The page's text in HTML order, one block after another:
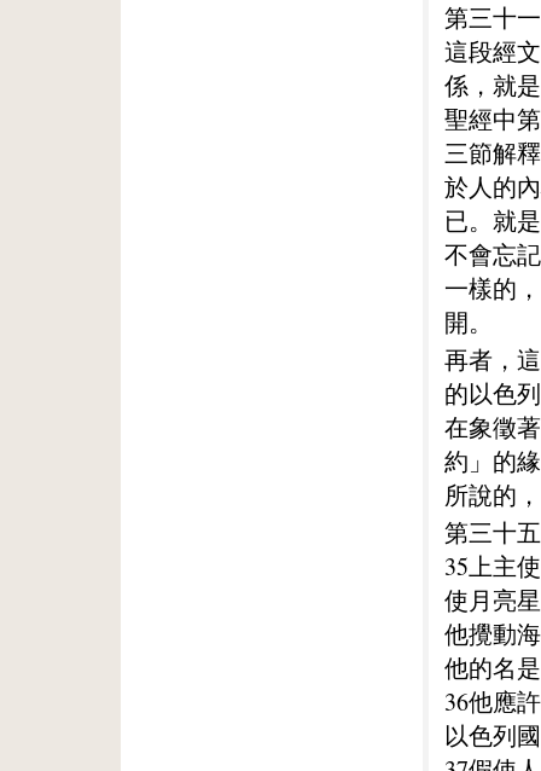
第三十
這段經
係，就
聖經中
三節解
於人的
已。就
不會忘
一樣的
開。
再者，
的以色
在象徵
約」的
所說的
第三十
35上主
使月亮
他攪動
他的名
36他應
以色列